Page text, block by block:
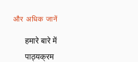
और अधिक जानें
हमारे बारे में
पाठ्यक्रम